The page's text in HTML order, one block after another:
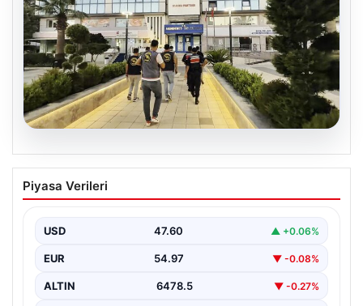
05.08.2026
Menderes Belediyesi Soruşturmasında
Firari Başkan Yardımcısı Yakalandı
soruşturma kapsamında, Belediye Başkan Yardımcısı
Rüzgar Sönmez,…
Piyasa Verileri
USD 47.60 ▲ +0.06%
EUR 54.97 ▼ -0.08%
ALTIN 6478.5 ▼ -0.27%